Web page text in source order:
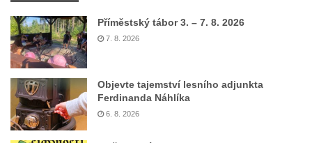
Pražské třídě v Českých Budějovicích
Socha Civilizovaní na Husově třídě v
Českých Budějovicích
Socha svatého Jana Nepomuckého Na
Sadech u Mlýnské stoky v Českých
Budějovicích
Příměstský tábor 3. – 7. 8. 2026
7. 8. 2026
Objevte tajemství lesního adjunkta
Ferdinanda Náhlíka
6. 8. 2026